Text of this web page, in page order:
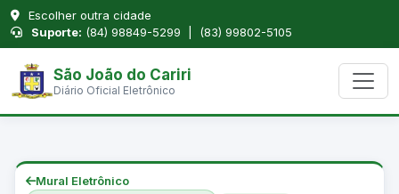
Escolher outra cidade
Suporte: (84) 98849-5299 | (83) 99802-5105
São João do Cariri
Diário Oficial Eletrônico
Mural Eletrônico